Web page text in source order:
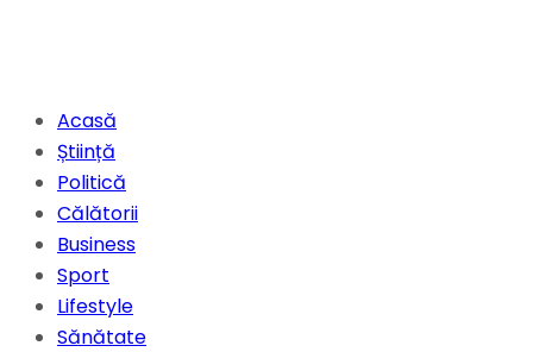
Acasă
Știință
Politică
Călătorii
Business
Sport
Lifestyle
Sănătate